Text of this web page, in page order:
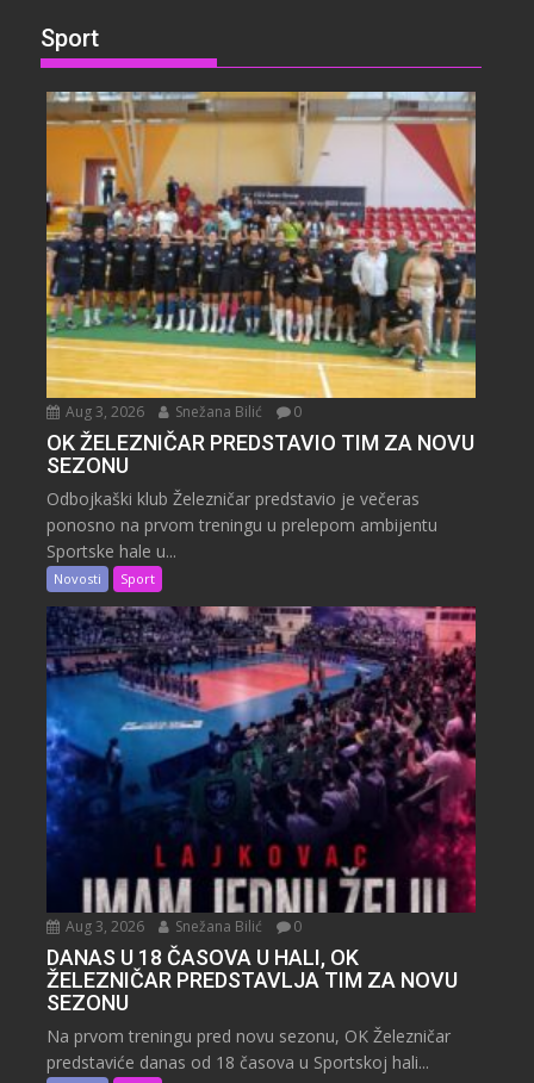
Sport
Aug 3, 2026 Snežana Bilić 0
OK ŽELEZNIČAR PREDSTAVIO TIM ZA NOVU
SEZONU
Odbojkaški klub Železničar predstavio je večeras
ponosno na prvom treningu u prelepom ambijentu
Sportske hale u...
Novosti Sport
Aug 3, 2026 Snežana Bilić 0
DANAS U 18 ČASOVA U HALI, OK
ŽELEZNIČAR PREDSTAVLJA TIM ZA NOVU
SEZONU
Na prvom treningu pred novu sezonu, OK Železničar
predstaviće danas od 18 časova u Sportskoj hali...